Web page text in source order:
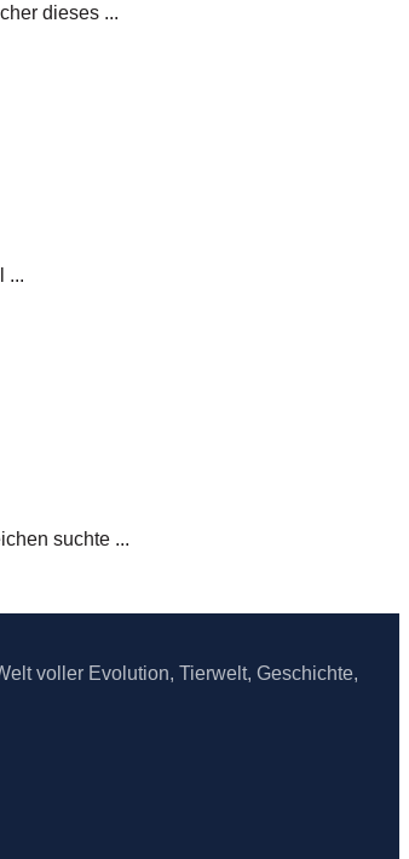
dieses ...
...
suchte ...
voller Evolution, Tierwelt, Geschichte,